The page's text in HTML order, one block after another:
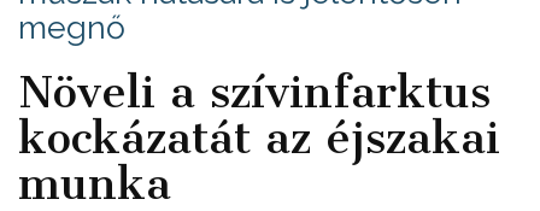
megnő
Növeli a szívinfarktus
kockázatát az éjszakai
munka